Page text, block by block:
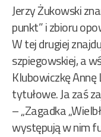
Jerzy Żukowski
punkt” i zbioru
W tej drugiej
szpiegowskiej, a
Klubowiczkę
tytułowe. Ja zaś
– „Zagadka
występują w nim